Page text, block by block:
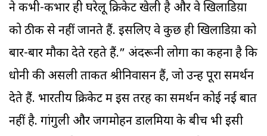
ने कभी-कभार ही घरेलू क्रिकेट खेली है और वे खिलाडिय़ों
को ठीक से नहीं जानते हैं. इसलिए वे कुछ ही खिलाडिय़ों को
बार-बार मौका देते रहते हैं.” अंदरूनी लोगों का कहना है कि
धोनी की असली ताकत श्रीनिवासन हैं, जो उन्हें पूरा समर्थन
देते हैं. भारतीय क्रिकेट में इस तरह का समर्थन कोई नई बात
नहीं है. गांगुली और जगमोहन डालमिया के बीच भी इसी